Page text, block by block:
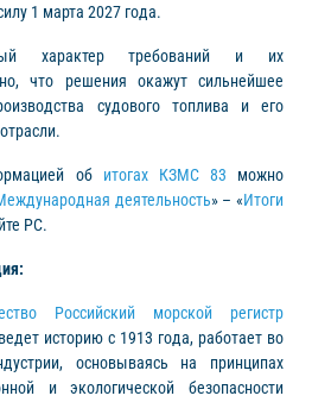
1 марта 2027 года.
характер требований и их
что решения окажут сильнейшее
судового топлива и его
обитогах КЗМС 83 можно
деятельность» – «Итоги
РС.
Российский морской регистр
историю с 1913 года, работает во
основываясь на принципах
и экологической безопасности